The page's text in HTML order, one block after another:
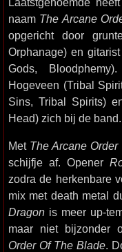
naam The Arcane
opgericht door
Orphanage) en
Gods,
Hogeveen (Tribal
Sins, Tribal Spirits)
Head) zich bij de band.
Met The Arcane Order
schijfje af. Opener
zodra de herkenbare
mix met death metal
Dragon is meer up-
maar niet bijzonder
Order Of The Blade.